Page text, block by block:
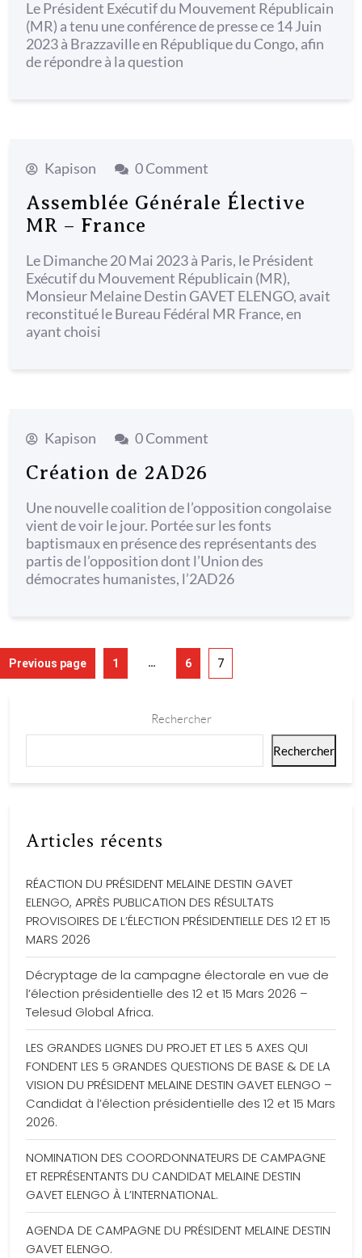
Le Président Exécutif du Mouvement Républicain
(MR) a tenu une conférence de presse ce 14 Juin
2023 à Brazzaville en République du Congo, afin
de répondre à la question
Kapison 0 Comment
Assemblée Générale Élective
MR – France
Le Dimanche 20 Mai 2023 à Paris, le Président
Exécutif du Mouvement Républicain (MR),
Monsieur Melaine Destin GAVET ELENGO, avait
reconstitué le Bureau Fédéral MR France, en
ayant choisi
Kapison 0 Comment
Création de 2AD26
Une nouvelle coalition de l’opposition congolaise
vient de voir le jour. Portée sur les fonts
baptismaux en présence des représentants des
partis de l’opposition dont l’Union des
démocrates humanistes, l’2AD26
Previous page 1 … 6 7
Rechercher
Rechercher
Articles récents
RÉACTION DU PRÉSIDENT MELAINE DESTIN GAVET
ELENGO, APRÈS PUBLICATION DES RÉSULTATS
PROVISOIRES DE L’ÉLECTION PRÉSIDENTIELLE DES 12 ET 15
MARS 2026
Décryptage de la campagne électorale en vue de
l’élection présidentielle des 12 et 15 Mars 2026 –
Telesud Global Africa.
LES GRANDES LIGNES DU PROJET ET LES 5 AXES QUI
FONDENT LES 5 GRANDES QUESTIONS DE BASE & DE LA
VISION DU PRÉSIDENT MELAINE DESTIN GAVET ELENGO –
Candidat à l’élection présidentielle des 12 et 15 Mars
2026.
NOMINATION DES COORDONNATEURS DE CAMPAGNE
ET REPRÉSENTANTS DU CANDIDAT MELAINE DESTIN
GAVET ELENGO À L’INTERNATIONAL.
AGENDA DE CAMPAGNE DU PRÉSIDENT MELAINE DESTIN
GAVET ELENGO.